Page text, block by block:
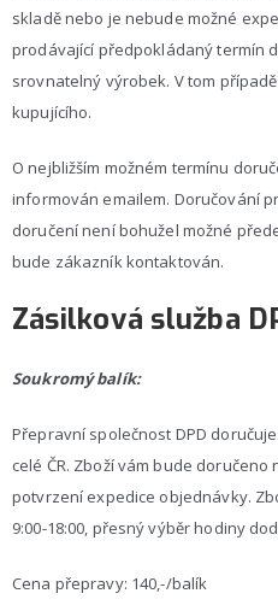
skladě nebo je nebude možné
prodávající předpokládaný termín
srovnatelný výrobek. V tom
kupujícího.
O nejbližším možném termínu
informován emailem. Doručování
doručení není bohužel možné
bude zákazník kontaktován.
Zásilková služba
Soukromý balík:
Přepravní společnost DPD
celé ČR. Zboží vám bude
potvrzení expedice objednávky.
9:00-18:00, přesný výběr hodiny
Cena přepravy: 140,-/balík